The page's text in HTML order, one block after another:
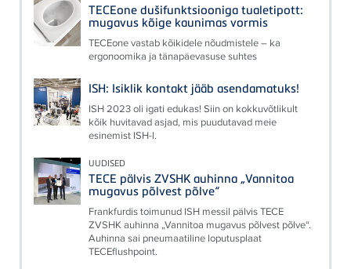
TECEone dušifunktsiooniga tualetipott:
mugavus kõige kaunimas vormis
TECEone vastab kõikidele nõudmistele – ka
ergonoomika ja tänapäevasuse suhtes
ISH: Isiklik kontakt jääb asendamatuks!
ISH 2023 oli igati edukas! Siin on kokkuvõtlikult
kõik huvitavad asjad, mis puudutavad meie
esinemist ISH-l.
UUDISED
TECE pälvis ZVSHK auhinna „Vannitoa
mugavus põlvest põlve“
Frankfurdis toimunud ISH messil pälvis TECE
ZVSHK auhinna „Vannitoa mugavus põlvest põlve“.
Auhinna sai pneumaatiline loputusplaat
TECEflushpoint.